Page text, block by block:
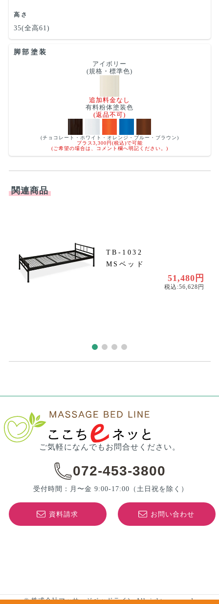
高さ
35(全高61)
脚部塗装
アイボリー
(規格・標準色)
追加料金なし
有料粉体塗装色
(返品不可)
(チョコレート・ホワイト・オレンジ・ブルー・ブラウン)
プラス3,300円(税込)で可能
(ご希望の場合は、コメント欄へ明記ください。)
関連商品
TB-1032
MSベッド
51,480円
税込:56,628円
ご気軽になんでもお問合せください。
072-453-3800
受付時間：月〜金 9:00-17:00 （土日祝を除く）
資料請求 お問い合わせ
© 株式会社マッサージベッドライン All rights reserved.